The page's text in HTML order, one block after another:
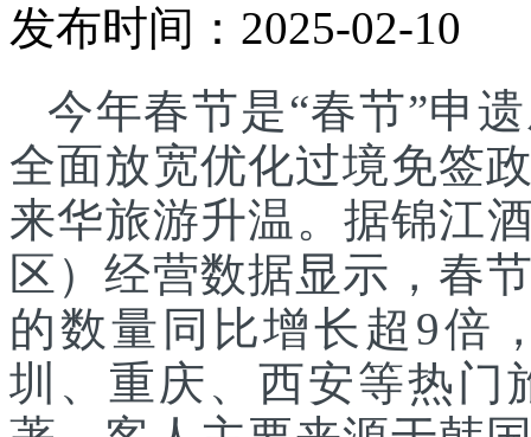
发布时间：2025-02-10
今年春节是“春节”申
全面放宽优化过境免签
来华旅游升温。据锦江
区）经营数据显示，春
的数量同比增长超9倍
圳、重庆、西安等热门